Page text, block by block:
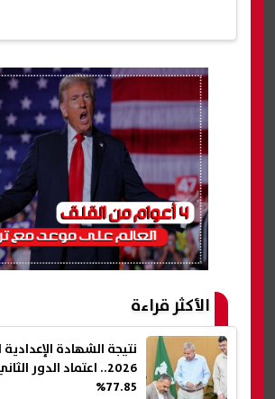
الأكثر قراءة
نتيجة الشهادة
2026.. اعتماد الدور
77.85%